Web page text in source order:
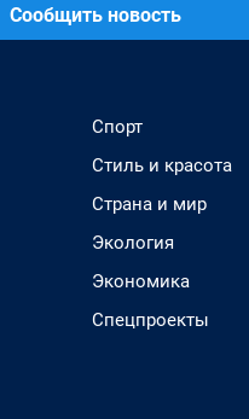
Сообщить новость
Спорт
Стиль и красота
Страна и мир
Экология
Экономика
Спецпроекты